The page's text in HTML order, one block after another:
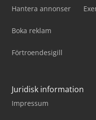
Hantera annonser
Boka reklam
Förtroendesigill
Juridisk information
Impressum